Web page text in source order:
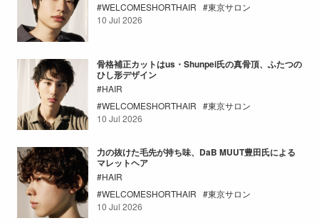
WELCOMESHORTHAIR
東京サロン
10 Jul 2026
骨格補正カットはus・Shunpei氏の真骨頂、ふたつの
ひし形デザイン
HAIR
WELCOMESHORTHAIR
東京サロン
10 Jul 2026
力の抜けた毛先が持ち味、DaB MUUT豊田氏による
マレットヘア
HAIR
WELCOMESHORTHAIR
東京サロン
10 Jul 2026